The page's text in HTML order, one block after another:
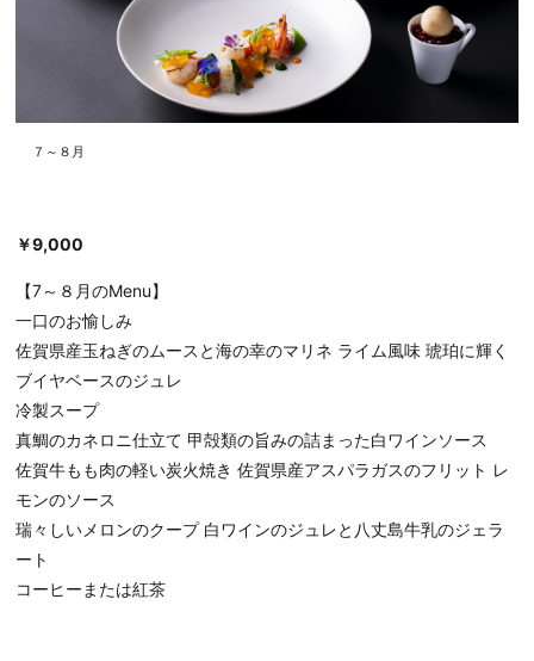
７～８月
￥9,000
【7～８月のMenu】
一口のお愉しみ
佐賀県産玉ねぎのムースと海の幸のマリネ ライム風味 琥珀に輝く
ブイヤベースのジュレ
冷製スープ
真鯛のカネロニ仕立て 甲殻類の旨みの詰まった白ワインソース
佐賀牛もも肉の軽い炭火焼き 佐賀県産アスパラガスのフリット レ
モンのソース
瑞々しいメロンのクープ 白ワインのジュレと八丈島牛乳のジェラ
ート
コーヒーまたは紅茶